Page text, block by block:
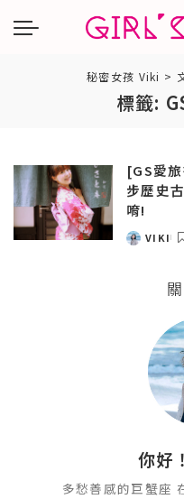
秘密女孩 Viki >
標籤:
[GS愛
步歷史
唷!
POSTED
VIKI
你好
多愁善感的巨蟹座